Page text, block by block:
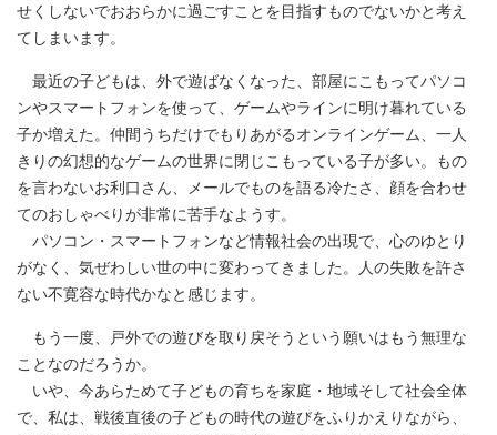
せくしないでおおらかに過ごすことを目指すものでないかと考え
てしまいます。
最近の子どもは、外で遊ばなくなった、部屋にこもってパソコ
ンやスマートフォンを使って、ゲームやラインに明け暮れている
子か増えた。仲間うちだけでもりあがるオンラインゲーム、一人
きりの幻想的なゲームの世界に閉じこもっている子が多い。もの
を言わないお利口さん、メールでものを語る冷たさ、顔を合わせ
てのおしゃべりが非常に苦手なようす。
パソコン・スマートフォンなど情報社会の出現で、心のゆとり
がなく、気ぜわしい世の中に変わってきました。人の失敗を許さ
ない不寛容な時代かなと感じます。
もう一度、戸外での遊びを取り戻そうという願いはもう無理な
ことなのだろうか。
いや、今あらためて子どもの育ちを家庭・地域そして社会全体
で、私は、戦後直後の子どもの時代の遊びをふりかえりながら、